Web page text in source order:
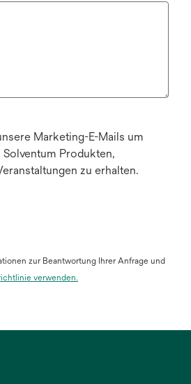
Marketing-E-Mails um
Produkten,
zu erhalten.
zur Beantwortung Ihrer Anfrage und
verwenden.